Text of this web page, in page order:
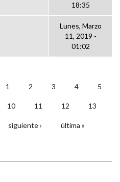
18:35
Lunes, Marzo
11, 2019 -
01:02
1 2 3 4 5
10 11 12 13
siguiente › última »